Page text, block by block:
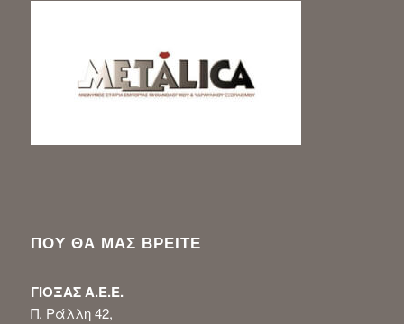
ΠΟΥ ΘΑ ΜΑΣ ΒΡΕΙΤΕ
ΓΙΟΞΑΣ Α.Ε.Ε.
Π. Ράλλη 42,